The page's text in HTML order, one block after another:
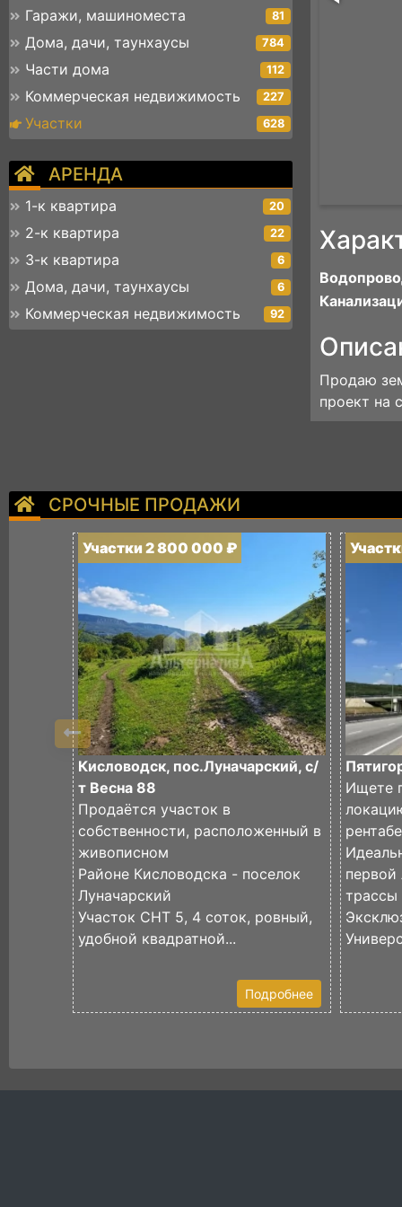
Гаражи, машиноместа 81
Дома, дачи, таунхаусы 784
Части дома 112
Коммерческая недвижимость 227
Участки 628
АРЕНДА
1-к квартира 20
2-к квартира 22
3-к квартира 6
Дома, дачи, таунхаусы 6
Коммерческая недвижимость 92
Продаю
проект на
СРОЧНЫЕ ПРОДАЖИ
Участки 2 800 000 ₽
Кисловодск, пос.Луначарский, с/
т Весна 88
Продаётся участок в
собственности, расположенный в
живописном
Районе Кисловодска - поселок
Луначарский
Участок СНТ 5, 4 соток, ровный,
удобной квадратной...
Подробнее
Ищете
первой
трассы